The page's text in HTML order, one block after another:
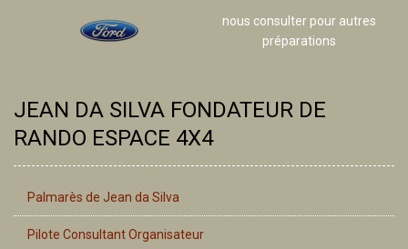
nous consulter pour autres
préparations
JEAN DA SILVA FONDATEUR DE
RANDO ESPACE 4X4
Palmarès de Jean da Silva
Pilote Consultant Organisateur